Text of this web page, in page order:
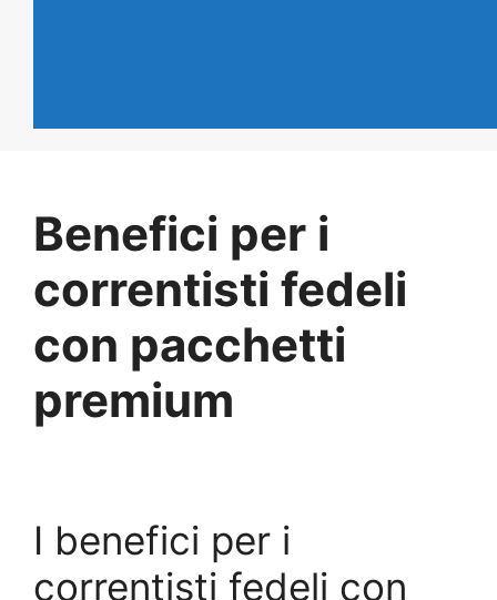
Benefici per i
correntisti fedeli
con pacchetti
premium
I benefici per i
correntisti fedeli con